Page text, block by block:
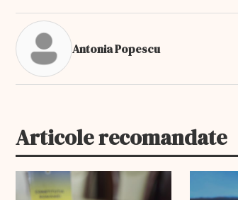
Antonia Popescu
Articole recomandate